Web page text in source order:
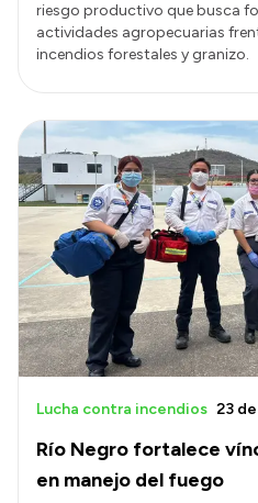
riesgo productivo que busca
actividades agropecuarias
incendios forestales y granizo.
Río Negro fortalece
en manejo del fuego
Lucha contra incendios 23